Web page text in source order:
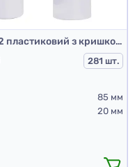
Флакон U-2 пластиковий з кришкою (білий з білою кришкою) (флакон-ролер 13 мл)
281 шт.
85 мм
20 мм